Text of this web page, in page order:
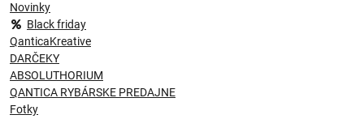
Novinky
Black friday
QanticaKreative
DARČEKY
ABSOLUTHORIUM
QANTICA RYBÁRSKE PREDAJNE
Fotky